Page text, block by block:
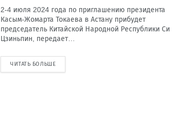
2-4 июля 2024 года по приглашению президента
Касым-Жомарта Токаева в Астану прибудет
председатель Китайской Народной Республики Си
Цзиньпин, передает…
ЧИТАТЬ БОЛЬШЕ